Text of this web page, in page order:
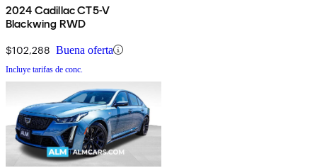
2024 Cadillac CT5-V
Blackwing RWD
$102,288 Buena oferta
Incluye tarifas de conc.